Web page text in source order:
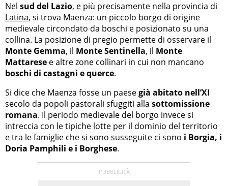
Nel sud del Lazio, e più precisamente nella provincia di
Latina, si trova Maenza: un piccolo borgo di origine
medievale circondato da boschi e posizionato su una
collina. La posizione di pregio permette di osservare il
Monte Gemma, il Monte Sentinella, il Monte
Mattarese e altre zone collinari in cui non mancano
boschi di castagni e querce.
Si dice che Maenza fosse un paesegià abitato nell’XI
secolo da popoli pastorali sfuggiti alla sottomissione
romana. Il periodo medievale del borgo invece si
intreccia con le tipiche lotte per il dominio del territorio
e tra le famiglie che si sono susseguite ci sono i Borgia, i
Doria Pamphili e i Borghese.